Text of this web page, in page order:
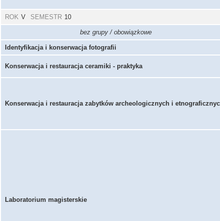
ROK V SEMESTR 10
bez grupy / obowiązkowe
Identyfikacja i konserwacja fotografii
Konserwacja i restauracja ceramiki - praktyka
Konserwacja i restauracja zabytków archeologicznych i
Laboratorium magisterskie